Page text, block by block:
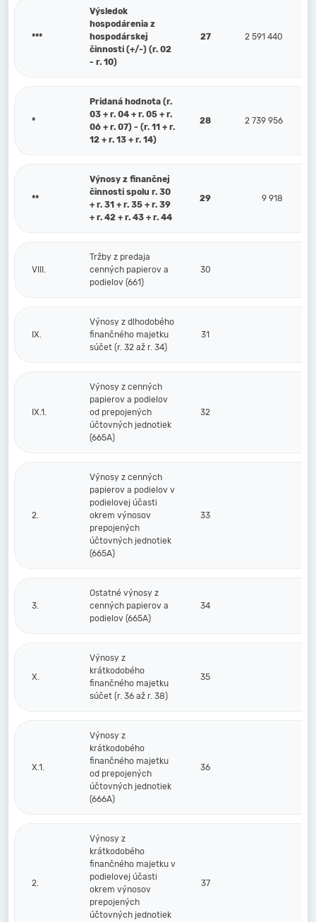
***
Výsledok
hospodárenia z
hospodárskej
činnosti (+/-) (r. 02
- r. 10)
27 2 591 440
*
Pridaná hodnota (r.
03 + r. 04 + r. 05 + r.
06 + r. 07) - (r. 11 + r.
12 + r. 13 + r. 14)
28 2 739 956
**
Výnosy z finančnej
činnosti spolu r. 30
+ r. 31 + r. 35 + r. 39
+ r. 42 + r. 43 + r. 44
29 9 918
VIII.
Tržby z predaja
cenných papierov a
podielov (661)
30
IX.
Výnosy z dlhodobého
finančného majetku
súčet (r. 32 až r. 34)
31
IX.1.
Výnosy z cenných
papierov a podielov
od prepojených
účtovných jednotiek
(665A)
32
2.
Výnosy z cenných
papierov a podielov v
podielovej účasti
okrem výnosov
prepojených
účtovných jednotiek
(665A)
33
3.
Ostatné výnosy z
cenných papierov a
podielov (665A)
34
X.
Výnosy z
krátkodobého
finančného majetku
súčet (r. 36 až r. 38)
35
X.1.
Výnosy z
krátkodobého
finančného majetku
od prepojených
účtovných jednotiek
(666A)
36
2.
Výnosy z
krátkodobého
finančného majetku v
podielovej účasti
okrem výnosov
prepojených
účtovných jednotiek
37